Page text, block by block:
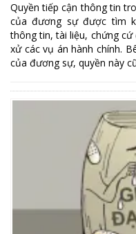
Quyền tiếp cận thông tin
của đương sự được tìm
thông tin, tài liệu, chứng
xử các vụ án hành chính.
của đương sự, quyền này